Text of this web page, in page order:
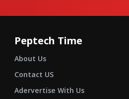
Peptech Time
About Us
Contact US
Adervertise With Us